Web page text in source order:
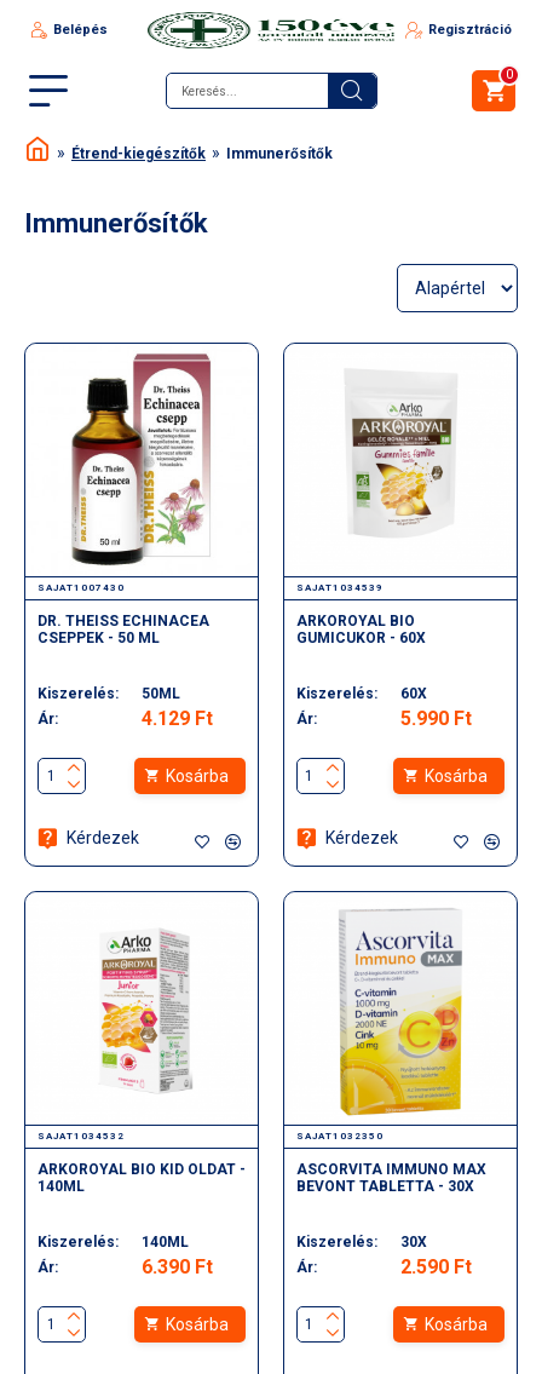
Belépés Regisztráció
0
Étrend-kiegészítők Immunerősítők
Immunerősítők
SAJAT1007430
DR. THEISS ECHINACEA
CSEPPEK - 50 ML
Kiszerelés:
50ML
Ár:
4.129 Ft
Kosárba
Kérdezek
SAJAT1034539
ARKOROYAL BIO
GUMICUKOR - 60X
Kiszerelés:
60X
Ár:
5.990 Ft
Kosárba
Kérdezek
SAJAT1034532
ARKOROYAL BIO KID OLDAT -
140ML
Kiszerelés:
140ML
Ár:
6.390 Ft
Kosárba
SAJAT1032350
ASCORVITA IMMUNO MAX
BEVONT TABLETTA - 30X
Kiszerelés:
30X
Ár:
2.590 Ft
Kosárba